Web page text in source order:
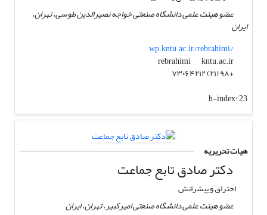
عضو هیئت علمی دانشگاه صنعتی خواجه نصیرالدین طوسی، تهران،
ایران
wp.kntu.ac.ir/rebrahimi/
rebrahimi
kntu.ac.ir
+۹۸ (۲۱) ۷۳۰۶۴۲۱۲
h-index:23
هیات تحریریه
دکتر صادق تابع جماعت
احتراق و پیشرانش
عضو هیئت علمی دانشگاه صنعتی امیرکبیر، تهران، ایران